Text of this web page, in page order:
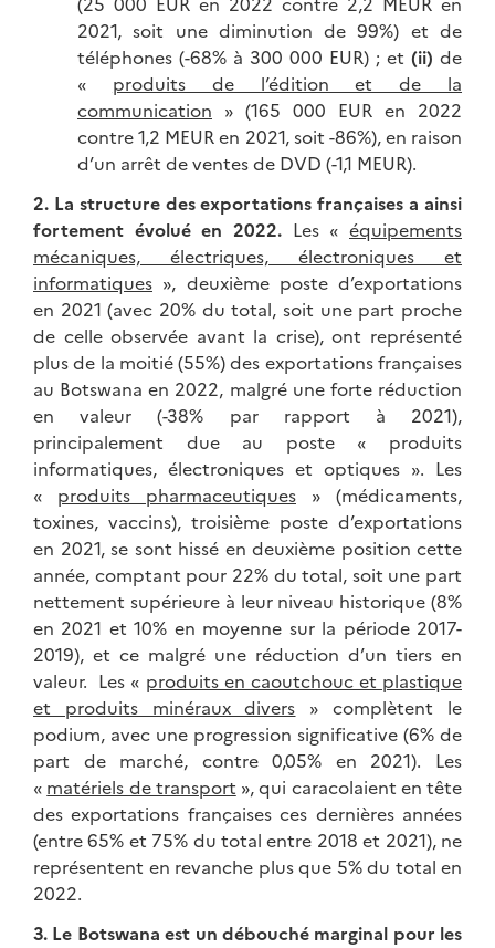
2021, soit une diminution de 99%) et de
téléphones (-68% à 300 000 EUR) ; et (ii) de
« produits de l’édition et de la
communication » (165 000 EUR en 2022
contre 1,2 MEUR en 2021, soit -86%), en raison
d’un arrêt de ventes de DVD (-1,1 MEUR).
2. La structure des exportations françaises a ainsi
fortement évolué en 2022. Les « équipements
mécaniques, électriques, électroniques et
informatiques », deuxième poste d’exportations
en 2021 (avec 20% du total, soit une part proche
de celle observée avant la crise), ont représenté
plus de la moitié (55%) des exportations françaises
au Botswana en 2022, malgré une forte réduction
en valeur (-38% par rapport à 2021),
principalement due au poste « produits
informatiques, électroniques et optiques ». Les
« produits pharmaceutiques » (médicaments,
toxines, vaccins), troisième poste d’exportations
en 2021, se sont hissé en deuxième position cette
année, comptant pour 22% du total, soit une part
nettement supérieure à leur niveau historique (8%
en 2021 et 10% en moyenne sur la période 2017-
2019), et ce malgré une réduction d’un tiers en
valeur. Les « produits en caoutchouc et plastique
et produits minéraux divers » complètent le
podium, avec une progression significative (6% de
part de marché, contre 0,05% en 2021). Les
« matériels de transport », qui caracolaient en tête
des exportations françaises ces dernières années
(entre 65% et 75% du total entre 2018 et 2021), ne
représentent en revanche plus que 5% du total en
2022.
3. Le Botswana est un débouché marginal pour les